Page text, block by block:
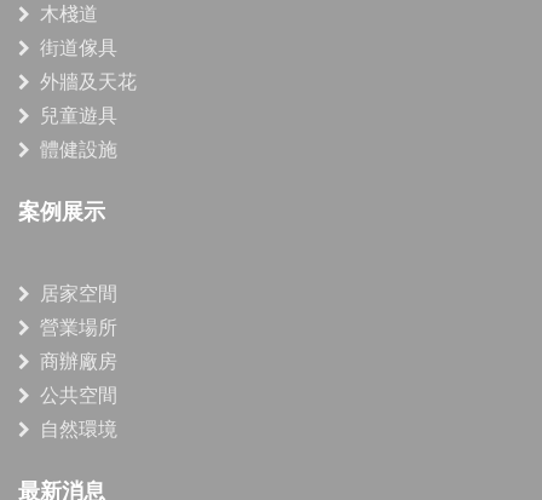
木棧道
街道傢具
外牆及天花
兒童遊具
體健設施
案例展示
居家空間
營業場所
商辦廠房
公共空間
自然環境
最新消息